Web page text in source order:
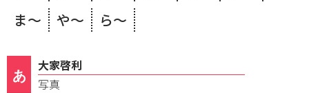
ま～
や～ ら～
あ
大家啓利
写真